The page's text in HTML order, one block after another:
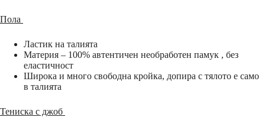
Пола
Ластик на талията
Материя – 100% автентичен необработен памук , без
еластичност
Широка и много свободна кройка, допира с тялото е само
в талията
Тениска с джоб